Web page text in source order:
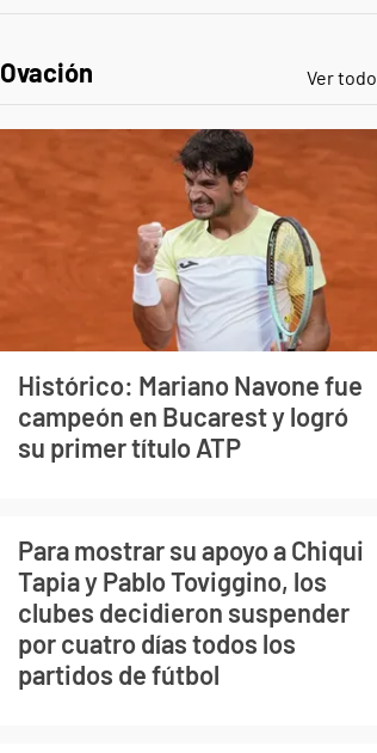
Ovación Ver todo
Histórico: Mariano Navone fue
campeón en Bucarest y logró
su primer título ATP
Para mostrar su apoyo a Chiqui
Tapia y Pablo Toviggino, los
clubes decidieron suspender
por cuatro días todos los
partidos de fútbol